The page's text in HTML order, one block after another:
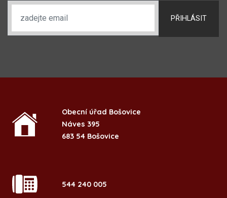
PŘIHLÁSIT
Obecní úřad Bošovice
Náves 395
683 54 Bošovice
544 240 005